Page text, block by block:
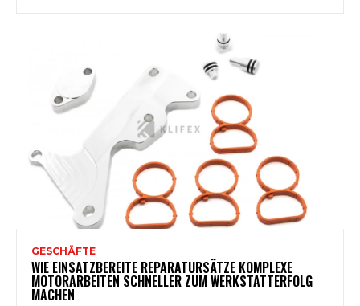
GESCHÄFTE
WIE EINSATZBEREITE REPARATURSÄTZE KOMPLEXE
MOTORARBEITEN SCHNELLER ZUM WERKSTATTERFOLG
MACHEN